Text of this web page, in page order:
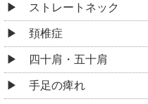
ストレートネック
頚椎症
四十肩・五十肩
手足の痺れ